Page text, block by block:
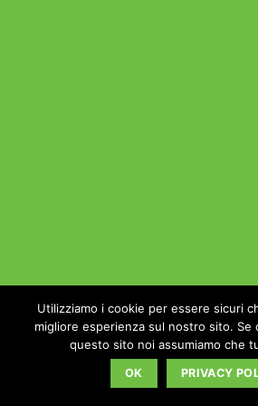
Utilizziamo i cookie per essere sicuri
migliore esperienza sul nostro sito. Se
questo sito noi assumiamo che
OK PRIVACY